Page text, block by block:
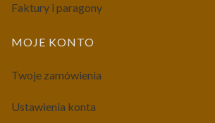
Faktury i paragony
MOJE KONTO
Twoje zamówienia
Ustawienia konta